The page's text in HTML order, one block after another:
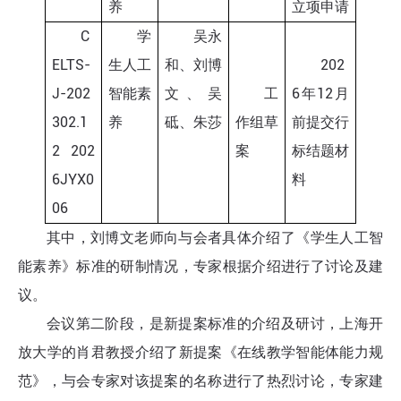
养
立项申请
C
ELTS-
J-202
302.1
2 202
6JYX0
06
学
生人工
智能素
养
吴永
和、刘博
文、吴
砥、朱莎
工
作组草
案
202
6年12月
前提交行
标结题材
料
其中，刘博文老师向与会者具体介绍了《学生人工智
能素养》标准的研制情况，专家根据介绍进行了讨论及建
议。
会议第二阶段，是新提案标准的介绍及研讨，上海开
放大学的肖君教授介绍了新提案《在线教学智能体能力规
范》，与会专家对该提案的名称进行了热烈讨论，专家建